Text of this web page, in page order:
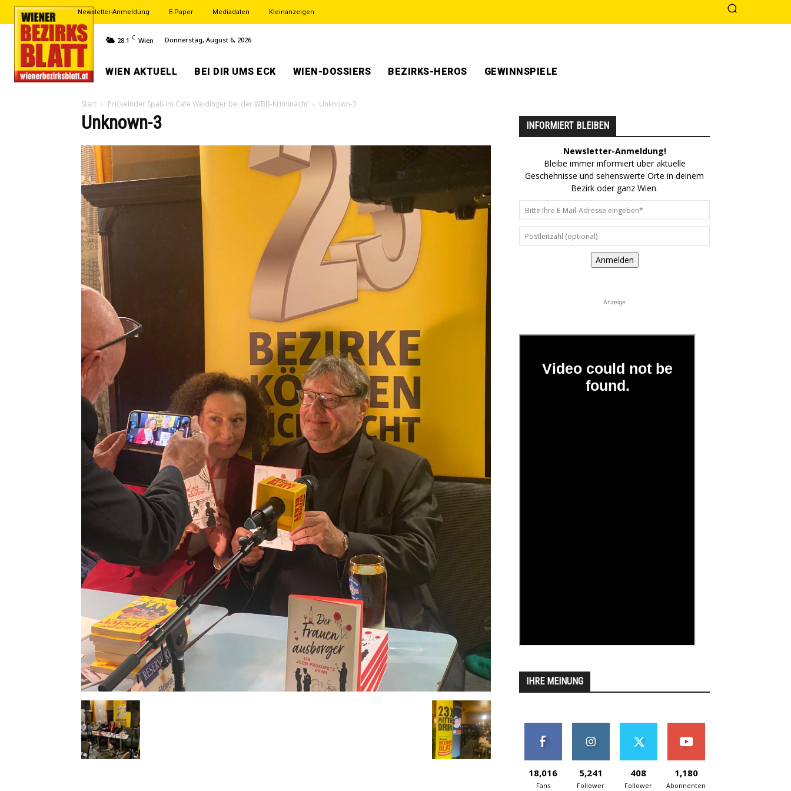
Newsletter-Anmeldung E-Paper Mediadaten Kleinanzeigen
28.1 C Wien Donnerstag, August 6, 2026
WIEN AKTUELL BEI DIR UMS ECK WIEN-DOSSIERS BEZIRKS-HEROS GEWINNSPIELE
Start Prickelnder Spaß im Cafe Weidinger bei der WBB-Kriminacht Unknown-3
Unknown-3 INFORMIERT BLEIBEN
Newsletter-Anmeldung!
Bleibe immer informiert über aktuelle
Geschehnisse und sehenswerte Orte in deinem
Bezirk oder ganz Wien.
Anmelden
Anzeige
IHRE MEINUNG
18,016
Fans
5,241
Follower
408
Follower
1,180
Abonnenten